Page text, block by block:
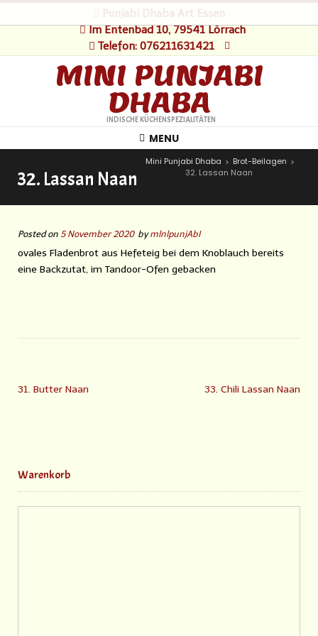
Punjabi Dhaba Art Essen
Im Entenbad 10, 79541 Lörrach
Telefon: 076211631421
MINI PUNJABI
DHABA
INDISCHE KÜCHENSPEZIALITÄTEN
MENU
32. Lassan Naan
Mini Punjabi Dhaba > Brot-Beilagen >
32. Lassan Naan
Posted on 5 November 2020 bymlnlpunjAbI
ovales Fladenbrot aus Hefeteig bei dem Knoblauch bereits
eine Backzutat, im Tandoor-Ofen gebacken
31. Butter Naan 33. Chili Lassan Naan
Warenkorb